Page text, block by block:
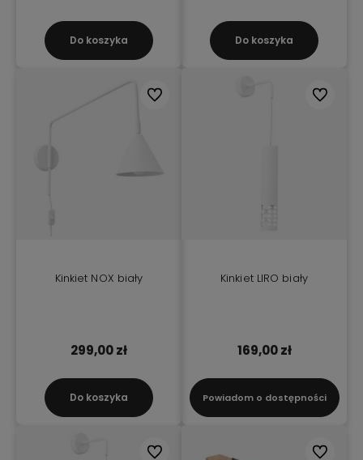
Do koszyka Do koszyka
Kinkiet NOX biały
299,00 zł
Do koszyka
Do ulubionych
Kinkiet LIRO biały
169,00 zł
Powiadom o dostępności
Do
Do ulubionych Do